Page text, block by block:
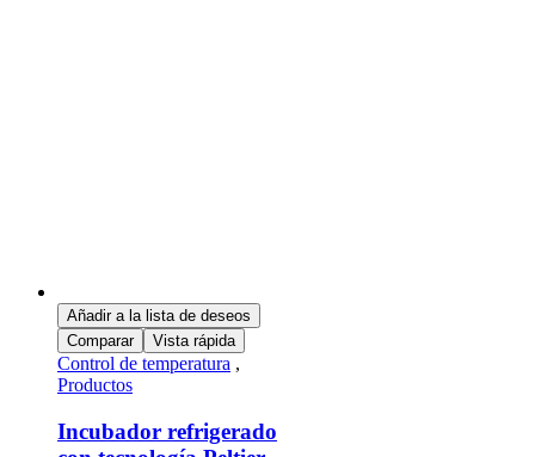
Añadir a la lista de deseos
Comparar
Vista rápida
Control de temperatura ,
Productos
Incubador refrigerado